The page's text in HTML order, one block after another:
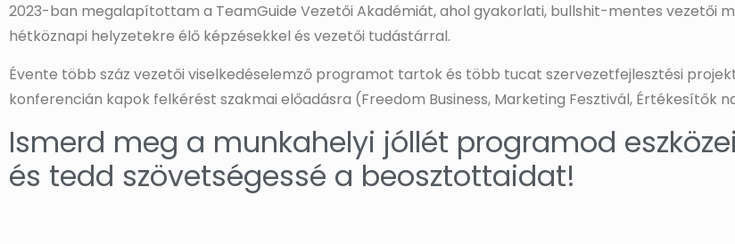
2023-ban megalapítottam a TeamGuide Vezetői Akadémiát, ahol gyakorlati, bullshit-mentes vezetői
hétköznapi helyzetekre élő képzésekkel és vezetői tudástárral.
Évente több száz vezetői viselkedéselemző programot tartok és több tucat szervezetfejlesztési
konferencián kapok felkérést szakmai előadásra (Freedom Business, Marketing Fesztivál, Értékesítők
Ismerd meg a munkahelyi jóllét programod
és tedd szövetségessé a beosztottaidat!